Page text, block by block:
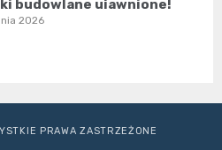
budowlane ujawnione!
2026
PRAWA ZASTRZEŻONE